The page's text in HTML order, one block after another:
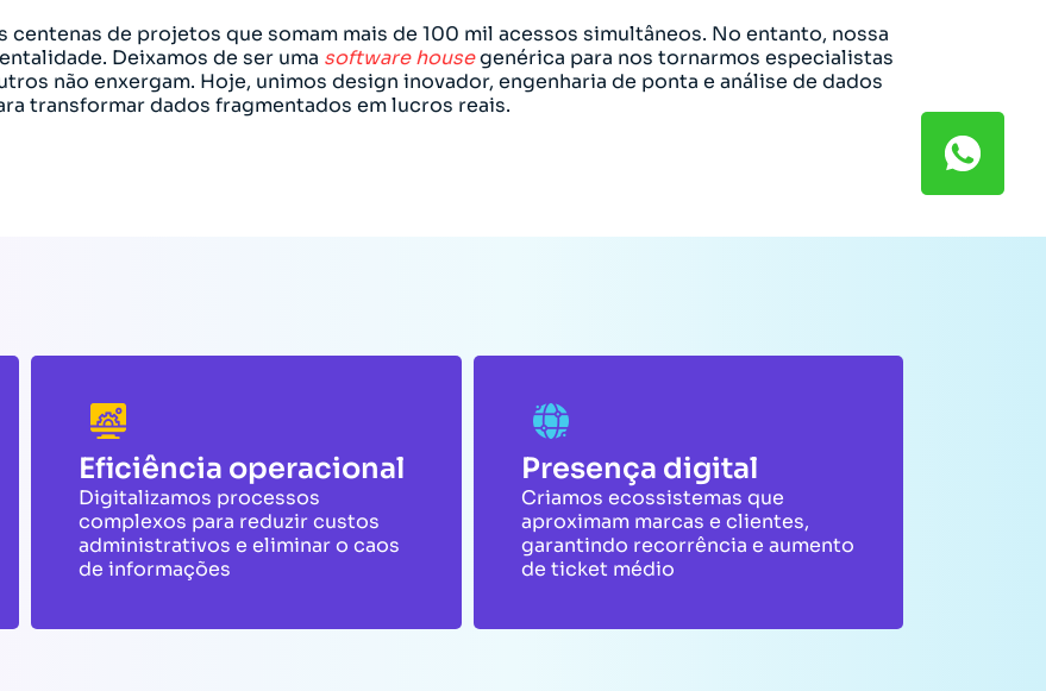
de projetos que somam mais de 100 mil acessos simultâneos. No entanto, nossa
Deixamos de ser uma software housegenérica para nos tornarmos especialistas
não enxergam. Hoje, unimos design inovador, engenharia de ponta e análise de dados
transformar dados fragmentados em lucros reais.
Eficiência operacional
Digitalizamos processos
complexos para reduzir custos
administrativos e eliminar o caos
de informações
Presença digital
Criamos ecossistemas que
aproximam marcas e clientes,
garantindo recorrência e aumento
de ticket médio